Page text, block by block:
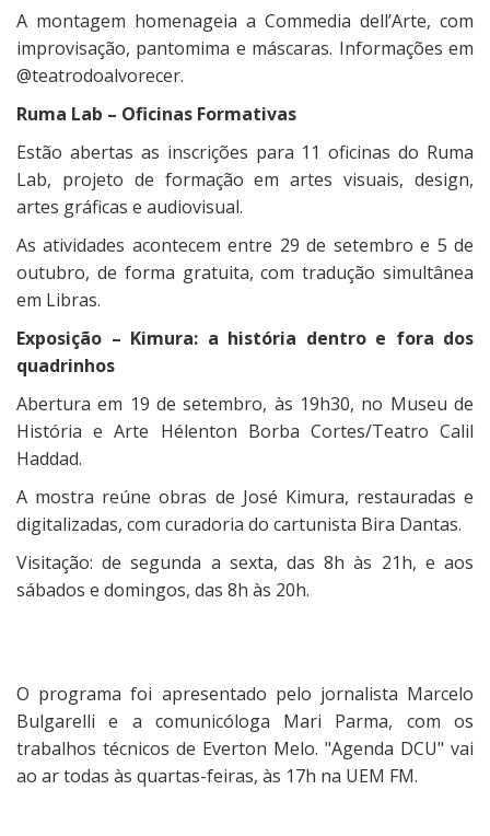
A montagem homenageia a Commedia dell’Arte, com
improvisação, pantomima e máscaras. Informações em
@teatrodoalvorecer.
Ruma Lab – Oficinas Formativas
Estão abertas as inscrições para 11 oficinas do Ruma
Lab, projeto de formação em artes visuais, design,
artes gráficas e audiovisual.
As atividades acontecem entre 29 de setembro e 5 de
outubro, de forma gratuita, com tradução simultânea
em Libras.
Exposição – Kimura: a história dentro e fora dos
quadrinhos
Abertura em 19 de setembro, às 19h30, no Museu de
História e Arte Hélenton Borba Cortes/Teatro Calil
Haddad.
A mostra reúne obras de José Kimura, restauradas e
digitalizadas, com curadoria do cartunista Bira Dantas.
Visitação: de segunda a sexta, das 8h às 21h, e aos
sábados e domingos, das 8h às 20h.
O programa foi apresentado pelo jornalista Marcelo
Bulgarelli e a comunicóloga Mari Parma, com os
trabalhos técnicos de Everton Melo. "Agenda DCU" vai
ao ar todas às quartas-feiras, às 17h na UEM FM.